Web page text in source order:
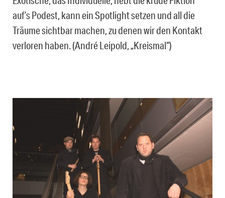
auf’s Podest, kann ein Spotlight setzen und all die
Träume sichtbar machen, zu denen wir den Kontakt
verloren haben. (André Leipold, „Kreismal“)